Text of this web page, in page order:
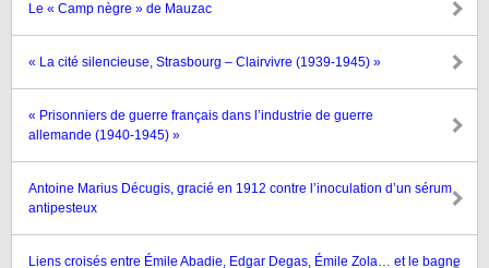
Le « Camp nègre » de Mauzac
« La cité silencieuse, Strasbourg – Clairvivre (1939-1945) »
« Prisonniers de guerre français dans l’industrie de guerre
allemande (1940-1945) »
Antoine Marius Décugis, gracié en 1912 contre l’inoculation d’un sérum
antipesteux
Liens croisés entre Émile Abadie, Edgar Degas, Émile Zola… et le bagne